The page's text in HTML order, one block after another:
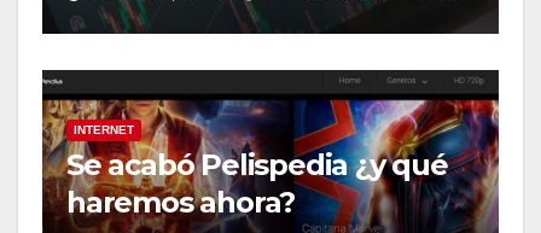
INTERNET
Se acabó Pelispedia ¿y qué
haremos ahora?